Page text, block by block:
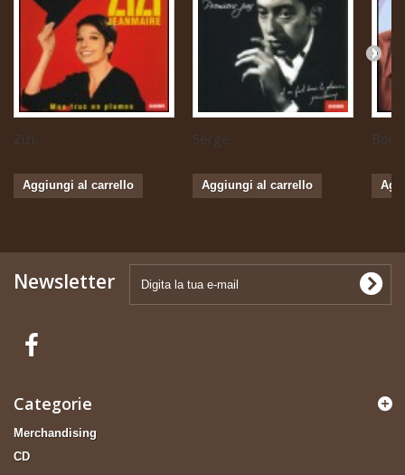
Zizi...
Aggiungi al carrello
Serge...
Aggiungi al carrello
Newsletter
Categorie
Merchandising
CD